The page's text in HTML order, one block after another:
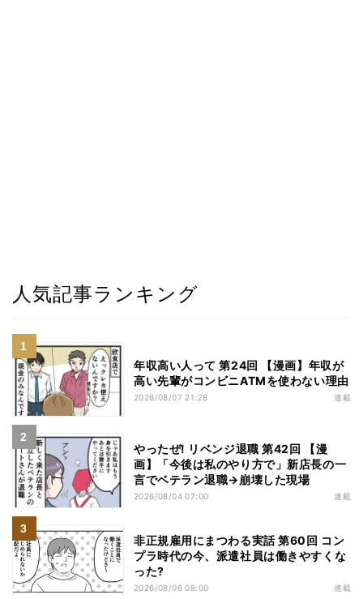
人気記事ランキング
年収高い人って 第24回 【漫画】年収が
高い先輩がコンビニATMを使わない理由
2026/08/07 21:28 連載
やったぜ! リベンジ退職 第42回 【漫
画】「今後は私のやり方で」新店長の一
言でベテラン退職→崩壊した現場
2026/08/04 07:00 連載
非正規雇用にまつわる実話 第60回 コン
プラ時代の今、派遣社員は働きやすくな
った?
2026/08/06 08:00 連載